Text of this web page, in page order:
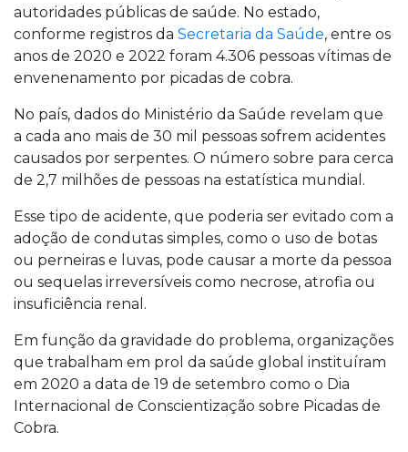
autoridades públicas de saúde. No estado,
conforme registros da Secretaria da Saúde, entre os
anos de 2020 e 2022 foram 4.306 pessoas vítimas de
envenenamento por picadas de cobra.
No país, dados do Ministério da Saúde revelam que
a cada ano mais de 30 mil pessoas sofrem acidentes
causados por serpentes. O número sobre para cerca
de 2,7 milhões de pessoas na estatística mundial.
Esse tipo de acidente, que poderia ser evitado com a
adoção de condutas simples, como o uso de botas
ou perneiras e luvas, pode causar a morte da pessoa
ou sequelas irreversíveis como necrose, atrofia ou
insuficiência renal.
Em função da gravidade do problema, organizações
que trabalham em prol da saúde global instituíram
em 2020 a data de 19 de setembro como o Dia
Internacional de Conscientização sobre Picadas de
Cobra.